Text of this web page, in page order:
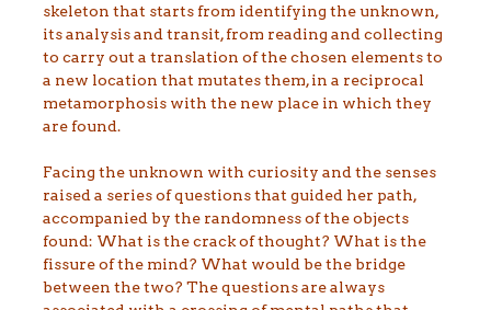
skeleton that starts from identifying the unknown,
its analysis and transit, from reading and collecting
to carry out a translation of the chosen elements to
a new location that mutates them, in a reciprocal
metamorphosis with the new place in which they
are found.
Facing the unknown with curiosity and the senses
raised a series of questions that guided her path,
accompanied by the randomness of the objects
found: What is the crack of thought? What is the
fissure of the mind? What would be the bridge
between the two? The questions are always